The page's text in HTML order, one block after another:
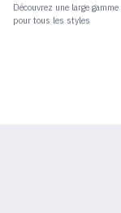
Découvrez une large
pour tous les styles